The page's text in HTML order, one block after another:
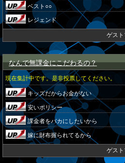
ベスト○○
レジェンド
ゲス
なんで無課金にこだわるの？
現在集計中です。是非投票してください。
キッズだからお金がない
安いポリシー
課金者をバカにしたいから
嫁に財布握られてるから
ゲス